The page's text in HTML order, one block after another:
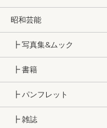
昭和芸能
┣ 写真集&ムック
┣ 書籍
┣ パンフレット
┣ 雑誌